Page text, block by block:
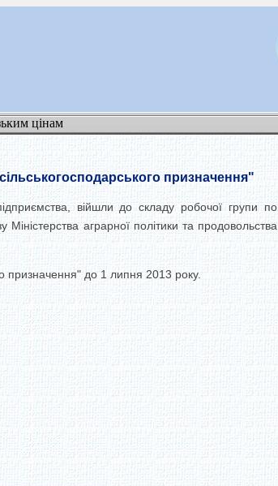
цінам
призначення"
війшли до складу робочої групи по
аграрної політики та продовольства
призначення" до 1 липня 2013 року.